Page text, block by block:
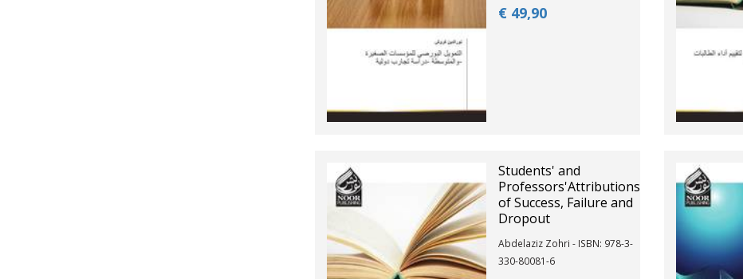
€ 49,90
Students' and
Professors'Attributions
of Success, Failure and
Dropout
Abdelaziz Zohri - ISBN: 978-3-
330-80081-6